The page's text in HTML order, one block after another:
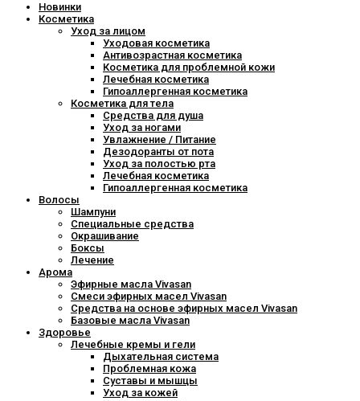
Новинки
Косметика
Уход за лицом
Уходовая косметика
Антивозрастная косметика
Косметика для проблемной кожи
Лечебная косметика
Гипоаллергенная косметика
Косметика для тела
Средства для душа
Уход за ногами
Увлажнение / Питание
Дезодоранты от пота
Уход за полостью рта
Лечебная косметика
Гипоаллергенная косметика
Волосы
Шампуни
Специальные средства
Окрашивание
Боксы
Лечение
Арома
Эфирные масла Vivasan
Смеси эфирных масел Vivasan
Средства на основе эфирных масел Vivasan
Базовые масла Vivasan
Здоровье
Лечебные кремы и гели
Дыхательная система
Проблемная кожа
Суставы и мышцы
Уход за кожей